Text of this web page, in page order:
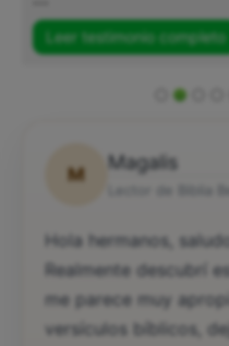
Leer testimonio completo
M
Magalis
Hola hermanos,
Realmente descubrí
me parece muy
versículos bíblicos,